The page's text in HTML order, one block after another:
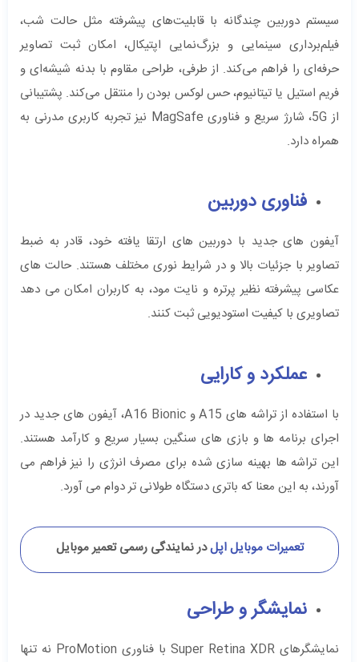
سیستم دوربین چندگانه با قابلیت‌های پیشرفته مثل حالت شب،
فیلم‌برداری سینمایی و بزرگ‌نمایی اپتیکال، امکان ثبت تصاویر
حرفه‌ای را فراهم می‌کند. از طرفی، طراحی مقاوم با بدنه شیشه‌ای و
فریم استیل یا تیتانیوم، حس لوکس بودن را منتقل می‌کند. پشتیبانی
از 5G، شارژ سریع و فناوری MagSafe نیز تجربه کاربری مدرنی به
همراه دارد.
فناوری دوربین
آیفون‌ های جدید با دوربین ‌های ارتقا یافته خود، قادر به ضبط
تصاویر با جزئیات بالا و در شرایط نوری مختلف هستند. حالت‌ های
عکاسی پیشرفته نظیر پرتره و نایت مود، به کاربران امکان می ‌دهد
تصاویری با کیفیت استودیویی ثبت کنند.
عملکرد و کارایی
با استفاده از تراشه‌ های A15 و A16 Bionic، آیفون‌ های جدید در
اجرای برنامه ‌ها و بازی ‌های سنگین بسیار سریع و کارآمد هستند.
این تراشه ‌ها بهینه ‌سازی شده برای مصرف انرژی را نیز فراهم می
‌آورند، به این معنا که باتری دستگاه طولانی ‌تر دوام می ‌آورد.
تعمیرات موبایل اپلدر نمایندگی رسمی تعمیر موبایل
نمایشگر و طراحی
نمایشگرهای Super Retina XDR با فناوری ProMotion نه تنها